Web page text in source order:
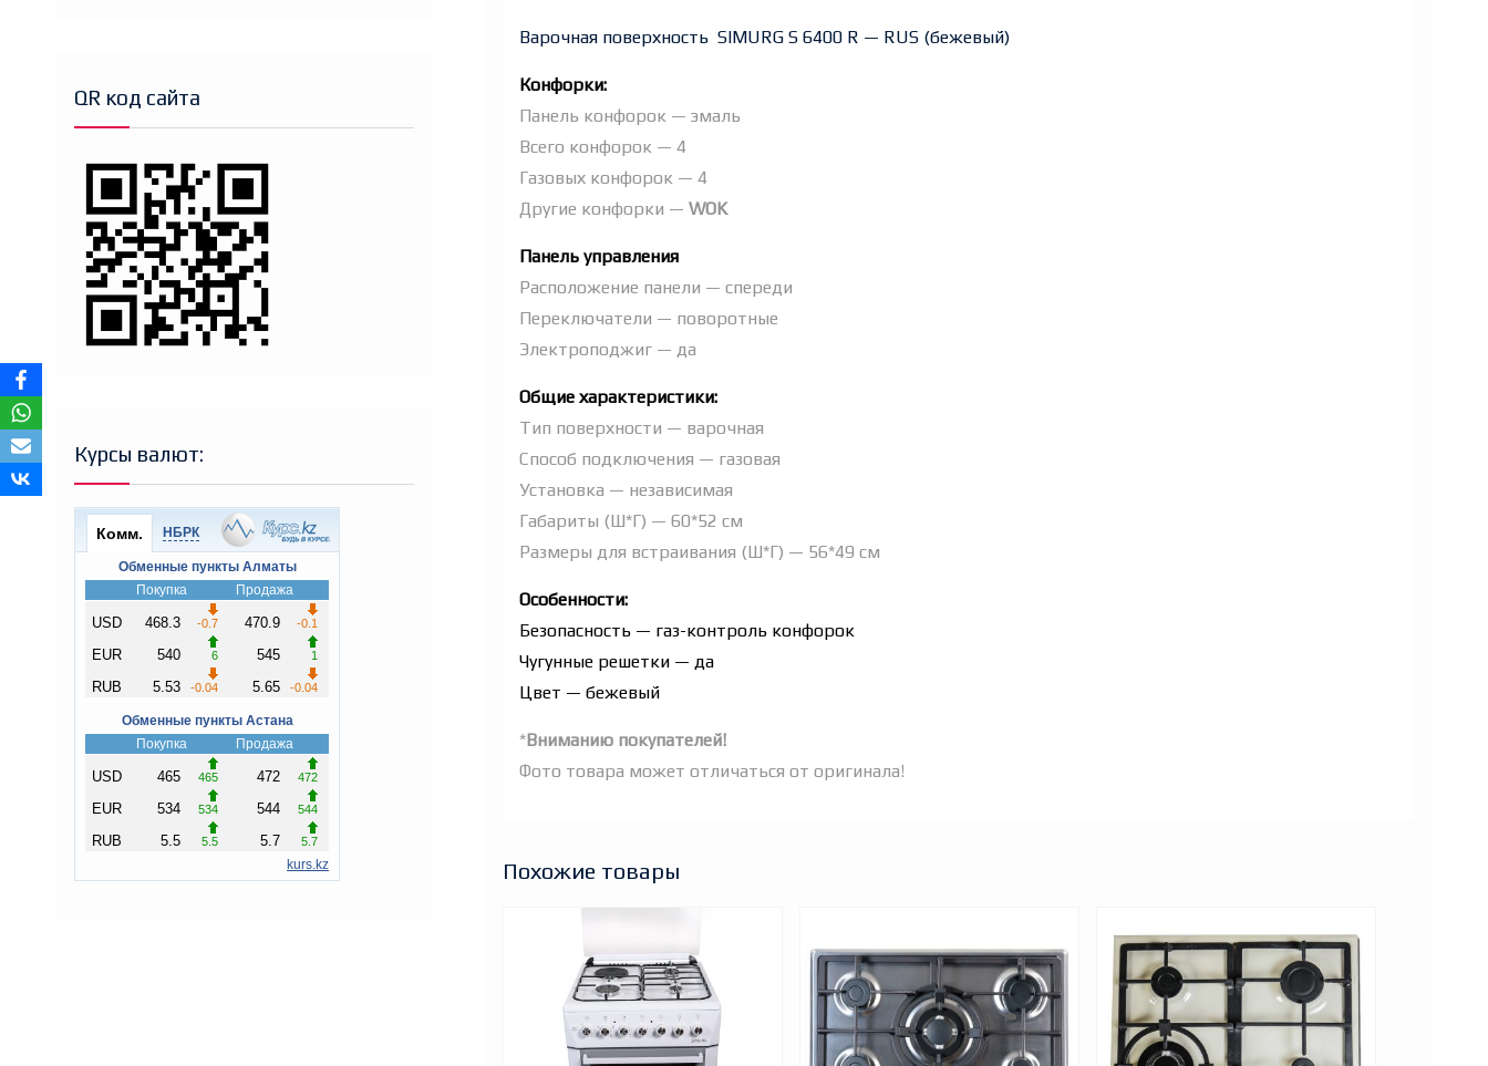
Варочная поверхность SIMURG S 6400 R — RUS (бежевый)
Конфорки:
Панель конфорок — эмаль
Всего конфорок — 4
Газовых конфорок — 4
Другие конфорки — WOK
Панель управления
Расположение панели — спереди
Переключатели — поворотные
Электроподжиг — да
Общие характеристики:
Тип поверхности — варочная
Способ подключения — газовая
Установка — независимая
Габариты (Ш*Г) — 60*52 см
Размеры для встраивания (Ш*Г) — 56*49 см
Особенности:
Безопасность — газ-контроль конфорок
Чугунные решетки — да
Цвет — бежевый
*Вниманию покупателей!
Фото товара может отличаться от оригинала!
Похожие товары
QR код сайта
Курсы валют: